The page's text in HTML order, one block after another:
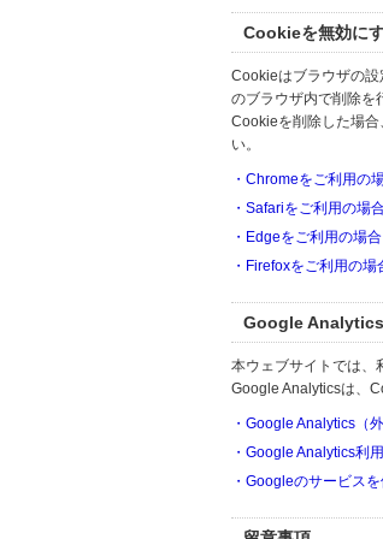
Cookieを無効に
Cookieはブラウザの
のブラウザ内で削除を
Cookieを削除した場
い。
・Chromeをご利用の
・Safariをご利用の場
・Edgeをご利用の場
・Firefoxをご利用の場
Google Analytics
本ウェブサイトでは、
Google Analyticsは、
・Google Analytics（
・Google Analytics利
・Googleのサービス